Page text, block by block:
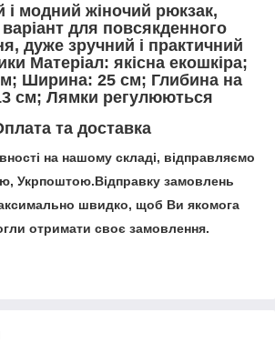
і модний жіночий рюкзак,
для повсякденного
дуже зручний і практичний
Матеріал: якісна екошкіра;
Ширина: 25 см; Глибина на
см; Лямки регулюються
та доставка
на нашому складі, відправляємо
Укрпоштою.Відправку замовлень
швидко, щоб Ви якомога
отримати своє замовлення.